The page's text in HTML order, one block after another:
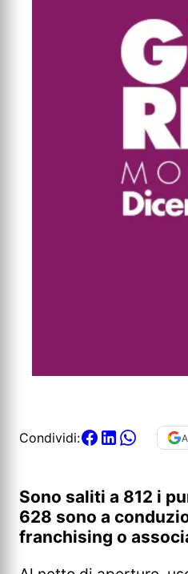
Condividi:
Sono saliti a 812 i
628 sono a
franchising o